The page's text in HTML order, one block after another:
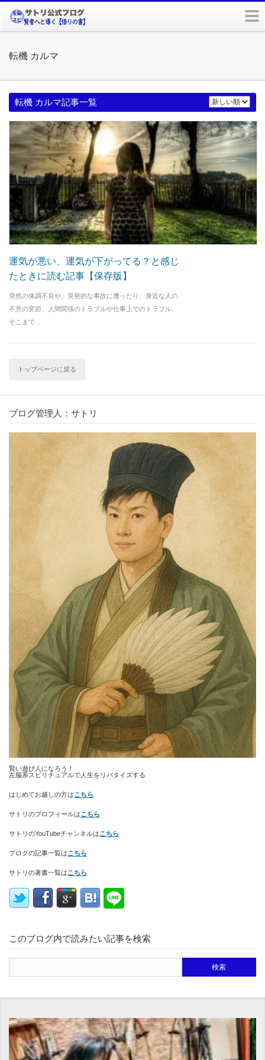
転機 カルマ
転機 カルマ記事一覧
運気が悪い、運気が下がってる？と感じ
たときに読む記事【保存版】
突然の体調不良や、突発的な事故に遭ったり、身近な人の
不意の変節、人間関係のトラブルや仕事上でのトラブル、
そこまで...
トップページに戻る
ブログ管理人：サトリ
賢い遊び人になろう！
左脳系スピリチュアルで人生をリバタイズする
はじめてお越しの方はこちら
サトリのプロフィールはこちら
サトリのYouTubeチャンネルはこちら
ブログの記事一覧はこちら
サトリの著書一覧はこちら
このブログ内で読みたい記事を検索